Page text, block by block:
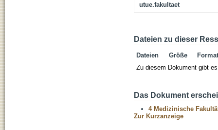
utue.fakultaet
Dateien zu dieser
Dateien Größe
Format
Zu diesem Dokument gibt
Das Dokument
4 Medizinische
Zur Kurzanzeige